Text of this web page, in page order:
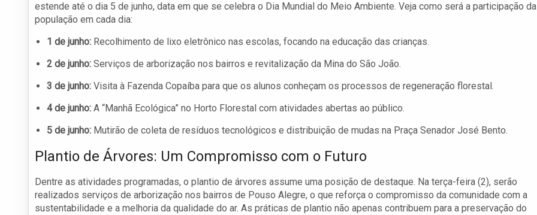
estende até o dia 5 de junho, data em que se celebra o Dia Mundial do Meio Ambiente. Veja como será a participação da
população em cada dia:
1 de junho: Recolhimento de lixo eletrônico nas escolas, focando na educação das crianças.
2 de junho: Serviços de arborização nos bairros e revitalização da Mina do São João.
3 de junho: Visita à Fazenda Copaíba para que os alunos conheçam os processos de regeneração florestal.
4 de junho: A “Manhã Ecológica” no Horto Florestal com atividades abertas ao público.
5 de junho: Mutirão de coleta de resíduos tecnológicos e distribuição de mudas na Praça Senador José Bento.
Plantio de Árvores: Um Compromisso com o Futuro
Dentre as atividades programadas, o plantio de árvores assume uma posição de destaque. Na terça-feira (2), serão
realizados serviços de arborização nos bairros de Pouso Alegre, o que reforça o compromisso da comunidade com a
sustentabilidade e a melhoria da qualidade do ar. As práticas de plantio não apenas contribuem para a preservação do